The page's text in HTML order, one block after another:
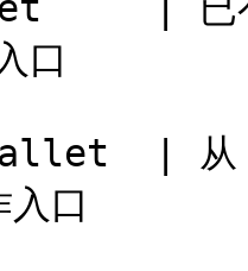
口
| 从
口